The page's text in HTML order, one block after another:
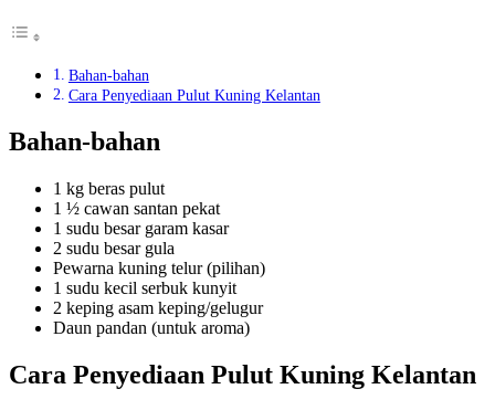
Bahan-bahan
Cara Penyediaan Pulut Kuning Kelantan
Bahan-bahan
1 kg beras pulut
1 ½ cawan santan pekat
1 sudu besar garam kasar
2 sudu besar gula
Pewarna kuning telur (pilihan)
1 sudu kecil serbuk kunyit
2 keping asam keping/gelugur
Daun pandan (untuk aroma)
Cara Penyediaan Pulut Kuning Kelantan